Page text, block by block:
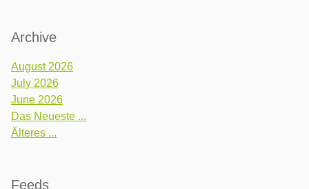
Archive
August 2026
July 2026
June 2026
Das Neueste ...
Älteres ...
Feeds